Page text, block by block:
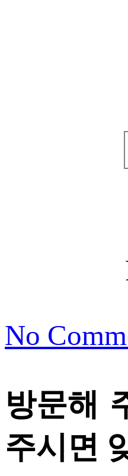
No
방문해
주시면